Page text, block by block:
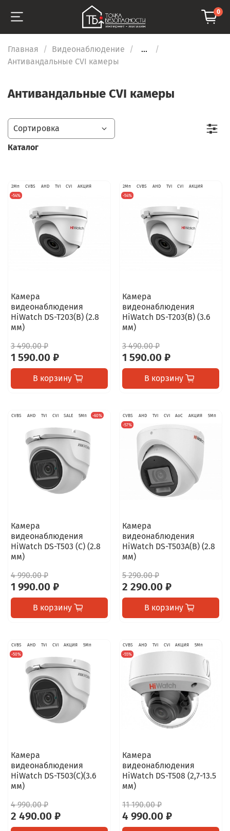
0
Главная Видеонаблюдение
...
Антивандальные CVI камеры
Антивандальные CVI камеры
2Мп CVBS AHD TVI CVI
АКЦИЯ
-54%
Камера
видеонаблюдения
HiWatch DS-T203(B) (2.8
мм)
3 490.00 ₽
1 590.00 ₽
В корзину
2Мп CVBS AHD TVI CVI
АКЦИЯ
-54%
Камера
видеонаблюдения
HiWatch DS-T203(B) (3.6
мм)
3 490.00 ₽
1 590.00 ₽
В корзину
CVBS AHD TVI CVI SALE 5Мп -60%
Камера
видеонаблюдения
HiWatch DS-T503 (C) (2.8
мм)
4 990.00 ₽
1 990.00 ₽
В корзину
CVBS AHD TVI CVI AoC АКЦИЯ
5Мп
-57%
Камера
видеонаблюдения
HiWatch DS-T503A(B) (2.8
мм)
5 290.00 ₽
2 290.00 ₽
В корзину
CVBS AHD TVI CVI АКЦИЯ
5Мп
-50%
Камера
видеонаблюдения
HiWatch DS-T503(C)(3.6
мм)
4 990.00 ₽
2 490.00 ₽
CVBS AHD TVI CVI АКЦИЯ
5Мп
-55%
Камера
видеонаблюдения
HiWatch DS-T508 (2,7-13.5
мм)
11 190.00 ₽
4 990.00 ₽
Каталог